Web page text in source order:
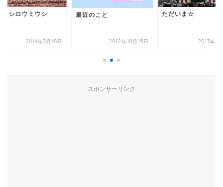
・シロウミウシ
2014年3月18日
最近のこと
2012年10月15日
ただいま☆
2013年4
スポンサーリンク